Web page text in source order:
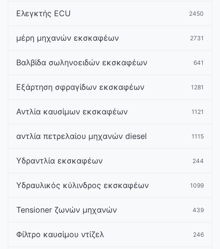
Ελεγκτής ECU 2450
μέρη μηχανών εκσκαφέων 2731
Βαλβίδα σωληνοειδών εκσκαφέων 641
Εξάρτηση σφραγίδων εκσκαφέων 1281
Αντλία καυσίμων εκσκαφέων 1121
αντλία πετρελαίου μηχανών diesel 1115
Υδραντλία εκσκαφέων 244
Υδραυλικός κύλινδρος εκσκαφέων 1099
Tensioner ζωνών μηχανών 439
Φίλτρο καυσίμου ντίζελ 246